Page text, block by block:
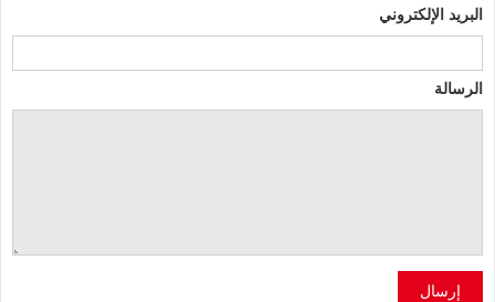
البريد الإلكتروني
الرسالة
إرسال